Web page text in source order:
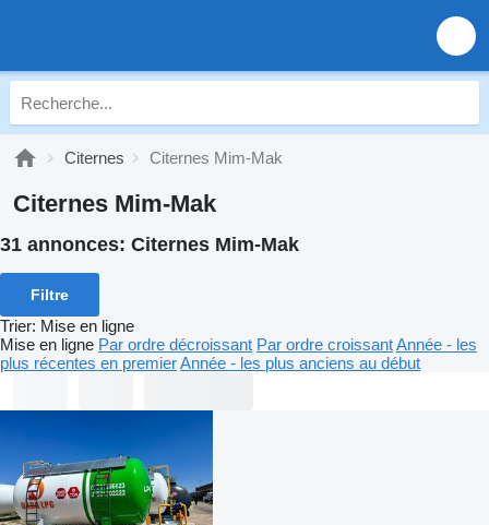
Citernes Citernes Mim-Mak
Citernes Mim-Mak
31 annonces: Citernes Mim-Mak
Filtre
Trier: Mise en ligne
Mise en ligne Par ordre décroissant Par ordre croissantAnnée - les
plus récentes en premierAnnée - les plus anciens au début